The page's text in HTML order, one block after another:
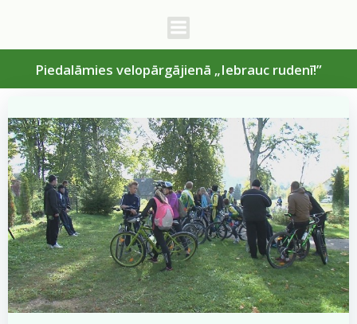
Piedalāmies velopārgājienā „Iebrauc rudenī!”